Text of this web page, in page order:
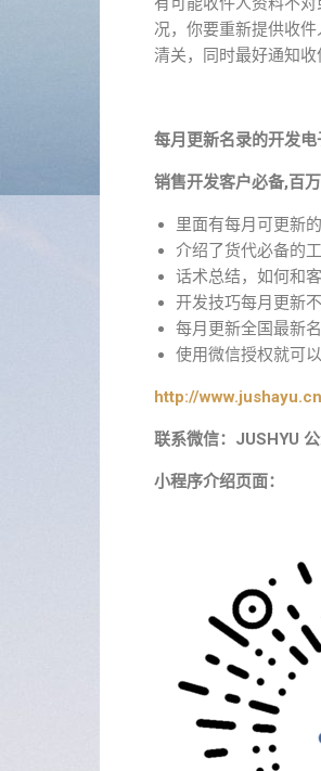
况，你要重新提供收
清关，同时最好通知收
每月更新名录的开发电
销售开发客户必备,百
里面有每月可更新
介绍了货代必备的
话术总结，如何和
开发技巧每月更新
每月更新全国最新名
使用微信授权就可
http://
联系微信：JUSHYU
小程序介绍页面：